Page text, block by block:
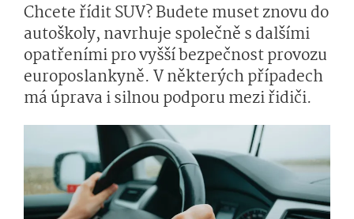
Chcete řídit SUV? Budete muset znovu do
autoškoly, navrhuje společně s dalšími
opatřeními pro vyšší bezpečnost provozu
europoslankyně. V některých případech
má úprava i silnou podporu mezi řidiči.